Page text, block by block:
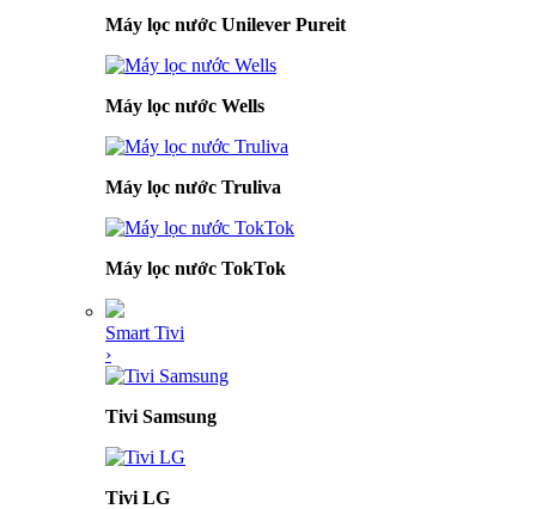
Máy lọc nước Unilever Pureit
Máy lọc nước Wells
Máy lọc nước Truliva
Máy lọc nước TokTok
Smart Tivi
›
Tivi Samsung
Tivi LG